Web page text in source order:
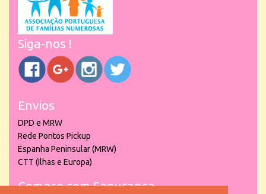
Siga-nos !
Envios
DPD e MRW
Rede Pontos Pickup
Espanha Peninsular (MRW)
CTT (Ilhas e Europa)
Compre com Segurança